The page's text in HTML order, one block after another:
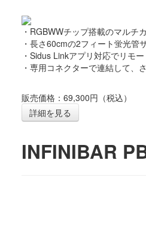
・RGBWWチップ搭載のマルチ
・長さ60cmの2フィート蛍光管
・Sidus Linkアプリ対応でリモ
・専用コネクターで連結して、
販売価格：69,300円（税込）
詳細を見る
INFINIBAR